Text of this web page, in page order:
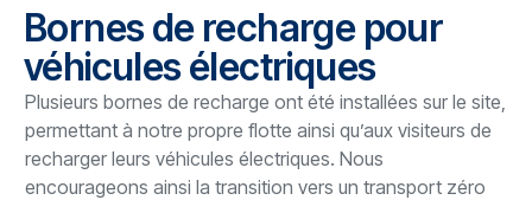
Bornes de recharge pour
véhicules électriques
Plusieurs bornes de recharge ont été installées sur le site,
permettant à notre propre flotte ainsi qu’aux visiteurs de
recharger leurs véhicules électriques. Nous
encourageons ainsi la transition vers un transport zéro